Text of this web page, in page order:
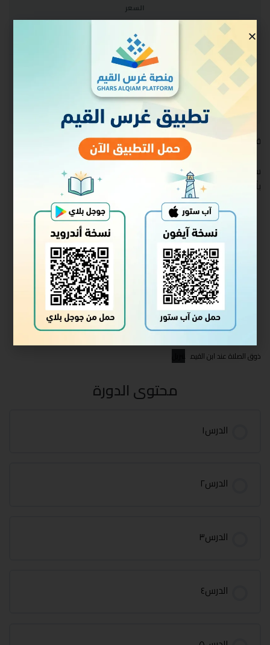
السعر
مجاني
البدء
سجل الدخول للالتحاق
قراءة من كتاب (ذوق الصلاة) من كلام ابن القيم
ستة دروس ألقيت في شعبان عام ١٤٣٨ ه في جمعية (كفى) للتوعية
بأضرار التدخين والمخدرات
ذوق الصلاة عند ابن القيم
محتوى الدورة
الدرس١
الدرس٢
الدرس٣
الدرس٤